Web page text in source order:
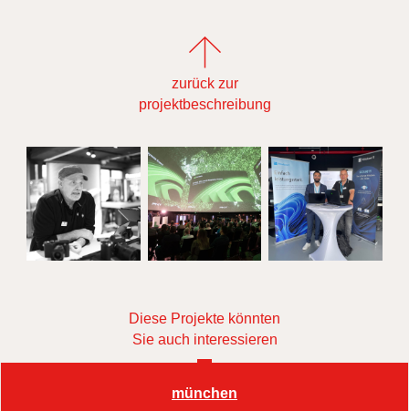
zurück zur
projektbeschreibung
Diese Projekte könnten
Sie auch interessieren
münchen